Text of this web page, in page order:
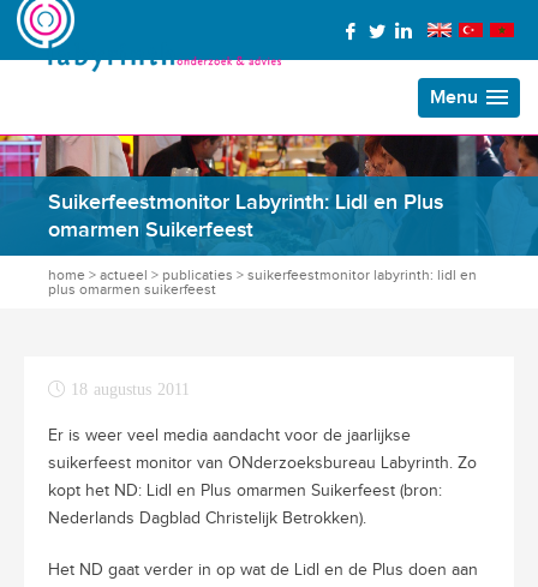
Menu
Suikerfeestmonitor Labyrinth: Lidl en Plus
omarmen Suikerfeest
home > actueel > publicaties > suikerfeestmonitor labyrinth: lidl en
plus omarmen suikerfeest
18 augustus 2011
Er is weer veel media aandacht voor de jaarlijkse
suikerfeest monitor van ONderzoeksbureau Labyrinth. Zo
kopt het ND: Lidl en Plus omarmen Suikerfeest (bron:
Nederlands Dagblad Christelijk Betrokken).
Het ND gaat verder in op wat de Lidl en de Plus doen aan